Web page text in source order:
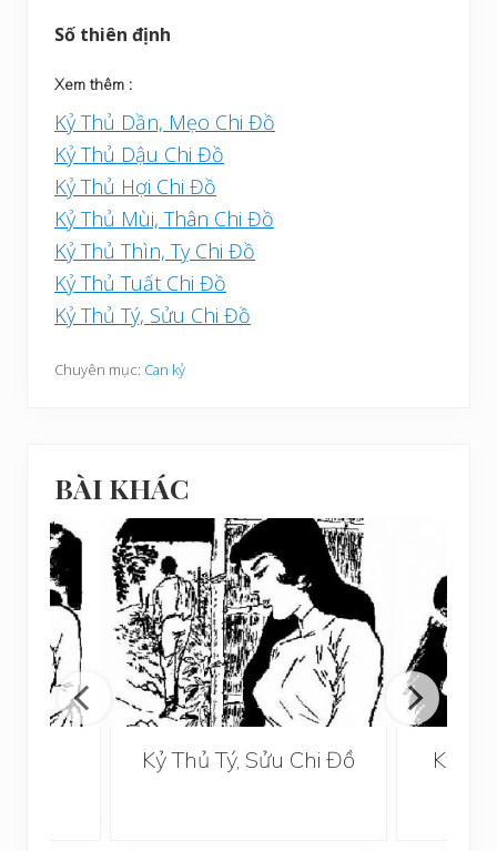
Số thiên định
Xem thêm :
Kỷ Thủ Dần, Mẹo Chi Đồ
Kỷ Thủ Dậu Chi Đồ
Kỷ Thủ Hợi Chi Đồ
Kỷ Thủ Mùi, Thân Chi Đồ
Kỷ Thủ Thìn, Tỵ Chi Đồ
Kỷ Thủ Tuất Chi Đồ
Kỷ Thủ Tý, Sửu Chi Đồ
Chuyên mục: Can kỷ
BÀI KHÁC
Kỷ Thủ Tý, Sửu Chi Đồ Kỷ